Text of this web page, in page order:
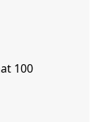
100